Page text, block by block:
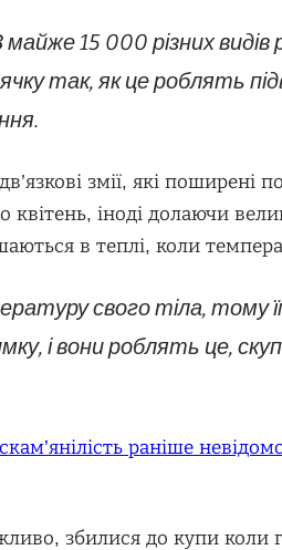
майже 15 000 різних
так, як це роблять
змії, які поширені
іноді долаючи
в теплі, коли
свого тіла, тому
і вони роблять це,
раніше
збилися до купи коли